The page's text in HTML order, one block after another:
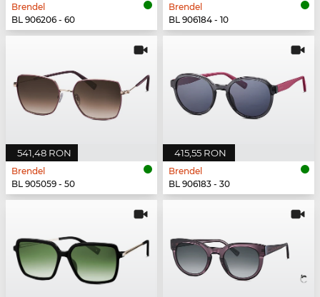
Brendel
BL 906206 - 60
Brendel
BL 906184 - 10
541,48 RON
Brendel
BL 905059 - 50
415,55 RON
Brendel
BL 906183 - 30